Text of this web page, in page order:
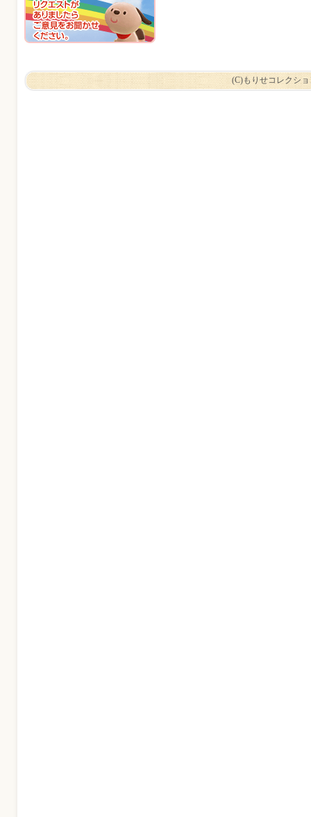
(C)もりせコレクシ